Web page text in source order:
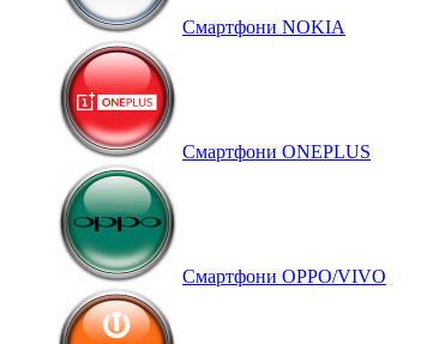
Смартфони NOKIA
Смартфони ONEPLUS
Смартфони OPPO/VIVO